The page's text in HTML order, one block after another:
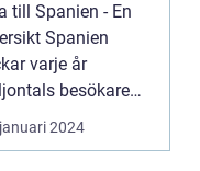
till Spanien - En
Spanien
varje år
besökare
sina fantastiska
2024